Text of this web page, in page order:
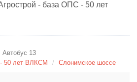
- база ОПС - 50 лет
Автобус 13
50 лет ВЛКСМ
Слонимское шоссе